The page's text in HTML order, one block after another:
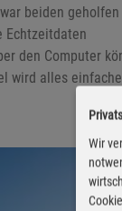
beiden
Echtzeitdaten
den Computer
wird alles
Wir